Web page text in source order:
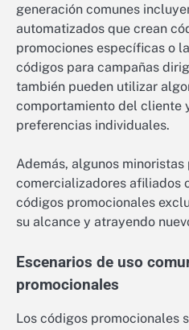
generación comunes
automatizados que crean
promociones específicas o
códigos para campañas
también pueden utilizar
comportamiento del cliente
preferencias individuales.
Además, algunos
comercializadores afiliados
códigos promocionales
su alcance y atrayendo
Escenarios de uso
promocionales
Los códigos promocionales